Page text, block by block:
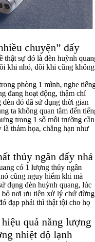
chuyện” đấy
thật sự đó là đèn huỳnh
khi nhỏ, đôi khi cũng không
phòng 1 mình, nghe
đang hoạt động, thậm chí
đó đã sử dụng thời gian
ta không quan tâm đến
trong 1 số môi trường cần
thảm họa, chẳng hạn như
thủy ngân đấy nhá
có 1 lượng thủy ngân
cũng nguy hiểm khi mà
dụng đèn huỳnh quang, lúc
bỏ nơi ưu tiên xử lý chứ đừng
đạp phải thì thật tội cho họ
quả năng lượng
nhiệt độ lạnh